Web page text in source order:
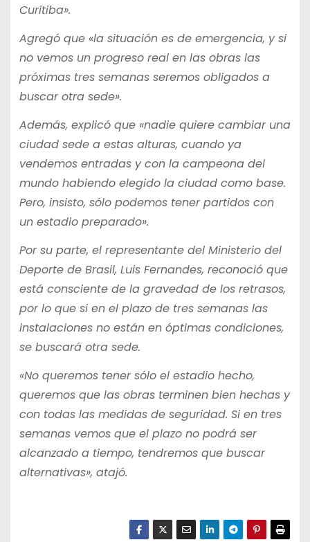
Curitiba».
Agregó que «la situación es de emergencia, y si
no vemos un progreso real en las obras las
próximas tres semanas seremos obligados a
buscar otra sede».
Además, explicó que «nadie quiere cambiar una
ciudad sede a estas alturas, cuando ya
vendemos entradas y con la campeona del
mundo habiendo elegido la ciudad como base.
Pero, insisto, sólo podemos tener partidos con
un estadio preparado».
Por su parte, el representante del Ministerio del
Deporte de Brasil, Luis Fernandes, reconoció que
está consciente de la gravedad de los retrasos,
por lo que si en el plazo de tres semanas las
instalaciones no están en óptimas condiciones,
se buscará otra sede.
«No queremos tener sólo el estadio hecho,
queremos que las obras terminen bien hechas y
con todas las medidas de seguridad. Si en tres
semanas vemos que el plazo no podrá ser
alcanzado a tiempo, tendremos que buscar
alternativas», atajó.